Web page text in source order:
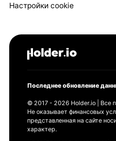
Настройки cookie
Последнее обновление
© 2017 - 2026 Holder.io | Все
Не оказывает финансовых
представленная на сайте
характер.